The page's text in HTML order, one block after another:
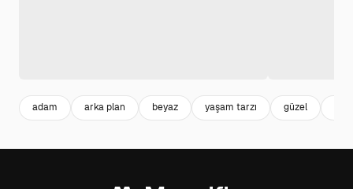
adam arka plan beyaz yaşam tarzı güzel